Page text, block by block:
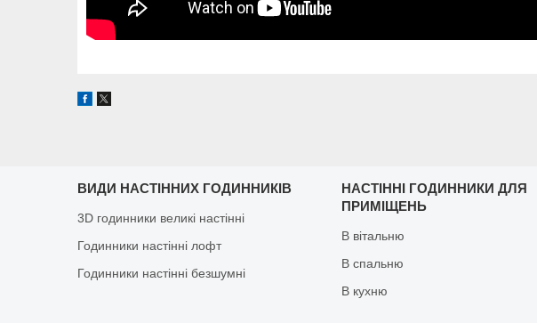
ВИДИ НАСТІННИХ ГОДИННИКІВ
3D годинники великі настінні
Годинники настінні лофт
Годинники настінні безшумні
НАСТІННІ ГОДИННИКИ ДЛЯ
ПРИМІЩЕНЬ
В вітальню
В спальню
В кухню